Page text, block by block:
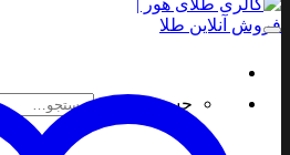
جستجو برای: